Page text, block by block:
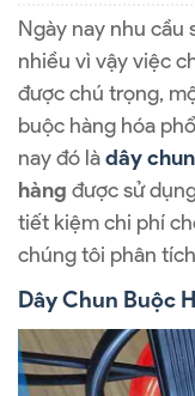
Ngày nay nhu cầu
nhiều vì vậy việc
được chú trọng,
buộc hàng hóa
nay đó làdây
hàng được sử
tiết kiệm chi phí
chúng tôi phân
Dây Chun Buộc